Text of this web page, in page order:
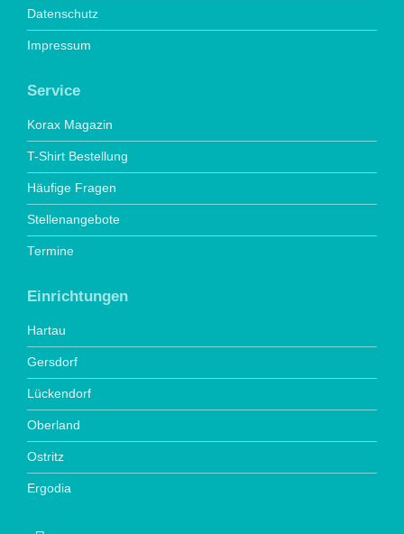
Datenschutz
Impressum
Service
Korax Magazin
T-Shirt Bestellung
Häufige Fragen
Stellenangebote
Termine
Einrichtungen
Hartau
Gersdorf
Lückendorf
Oberland
Ostritz
Ergodia